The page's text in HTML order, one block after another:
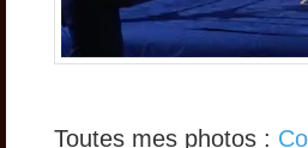
Toutes mes photos :